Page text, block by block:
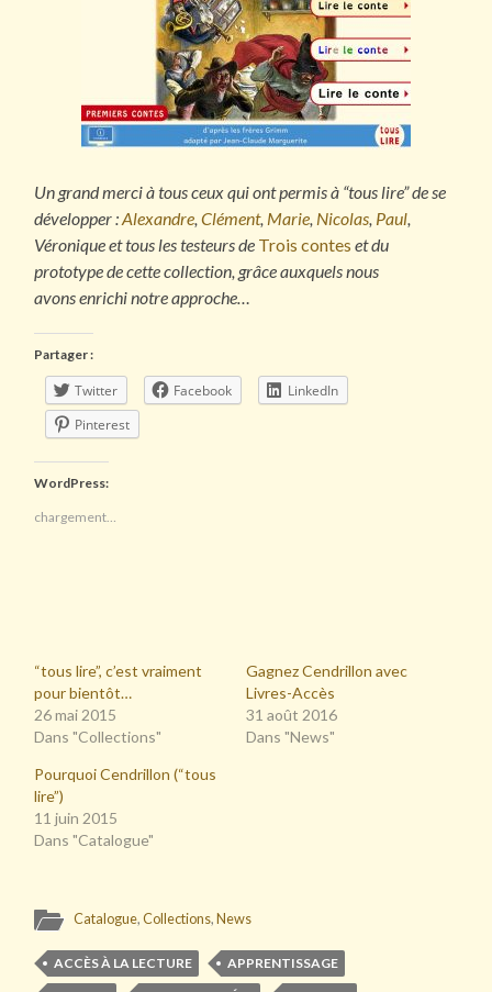
Un grand merci à tous ceux qui ont permis à “tous lire” de se
développer :Alexandre ,Clément, Marie Nicolas Paul
Véronique et tous les testeurs de Trois contes et du
prototype de cette collection, grâce auxquels nous
avons enrichi notre approche…
Partager :
Twitter Facebook
LinkedIn
Pinterest
WordPress:
chargement…
“tous lire”, c’est vraiment
pour bientôt…
26 mai 2015
Dans "Collections"
Gagnez Cendrillon avec
Livres-Accès
31 août 2016
Dans "News"
Pourquoi Cendrillon (“tous
lire”)
11 juin 2015
Dans "Catalogue"
Catalogue,Collections,News
ACCÈS À LA LECTURE
APPRENTISSAGE